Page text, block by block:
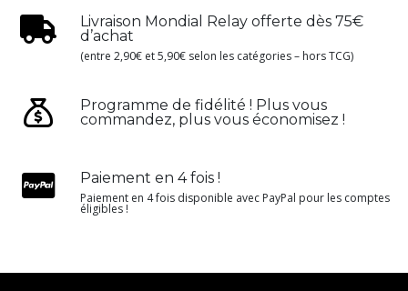
Livraison Mondial Relay offerte dès 75€
d’achat
(entre 2,90€ et 5,90€ selon les catégories – hors TCG)
Programme de fidélité ! Plus vous
commandez, plus vous économisez !
Paiement en 4 fois !
Paiement en 4 fois disponible avec PayPal pour les comptes
éligibles !